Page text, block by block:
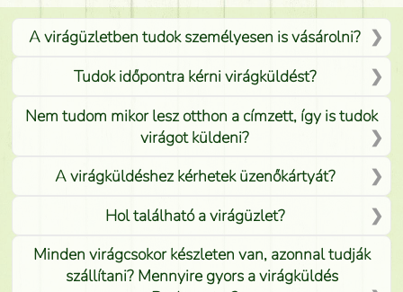
A virágüzletben tudok személyesen is vásárolni?
Tudok időpontra kérni virágküldést?
Nem tudom mikor lesz otthon a címzett, így is tudok
virágot küldeni?
A virágküldéshez kérhetek üzenőkártyát?
Hol található a virágüzlet?
Minden virágcsokor készleten van, azonnal tudják
szállítani? Mennyire gyors a virágküldés